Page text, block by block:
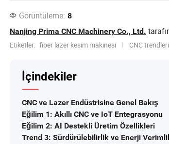
Görüntüleme: 8
Nanjing Prima CNC Machinery Co., Ltd.
Etiketler: fiber lazer kesim makinesi CNC
İçindekiler
CNC ve Lazer Endüstrisine Genel Bakış
Eğilim 1: Akıllı CNC ve IoT Entegrasyonu
Eğilim 2: AI Destekli Üretim Özellikleri
Trend 3: Sürdürülebilirlik ve Enerji